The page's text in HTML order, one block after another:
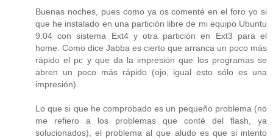
Buenas noches, pues como ya os comenté en el foro yo si
que he instalado en una partición libre de mi equipo Ubuntu
9.04 con sistema Ext4 y otra partición en Ext3 para el
home. Como dice Jabba es cierto que arranca un poco más
rápido el pc y que da la impresión que los programas se
abren un poco más rápido (ojo, igual esto sólo es una
impresión).
Lo que si que he comprobado es un pequeño problema (no
me refiero a los problemas que conté del flash, ya
solucionados), el problema al que aludo es que si intento